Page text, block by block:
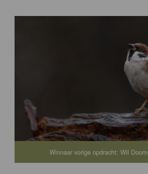
Winnaar vorige opdracht: Wil